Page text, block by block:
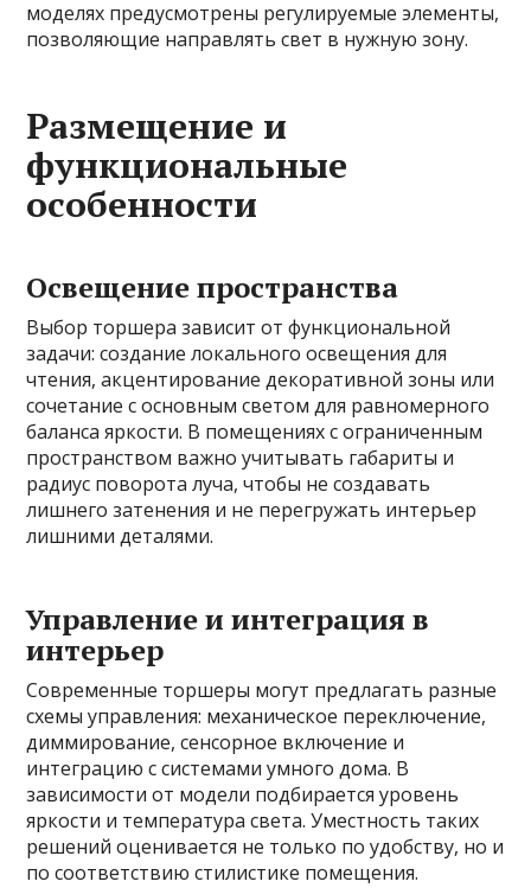
моделях предусмотрены регулируемые элементы,
позволяющие направлять свет в нужную зону.
Размещение и
функциональные
особенности
Освещение пространства
Выбор торшера зависит от функциональной
задачи: создание локального освещения для
чтения, акцентирование декоративной зоны или
сочетание с основным светом для равномерного
баланса яркости. В помещениях с ограниченным
пространством важно учитывать габариты и
радиус поворота луча, чтобы не создавать
лишнего затенения и не перегружать интерьер
лишними деталями.
Управление и интеграция в
интерьер
Современные торшеры могут предлагать разные
схемы управления: механическое переключение,
диммирование, сенсорное включение и
интеграцию с системами умного дома. В
зависимости от модели подбирается уровень
яркости и температура света. Уместность таких
решений оценивается не только по удобству, но и
по соответствию стилистике помещения.